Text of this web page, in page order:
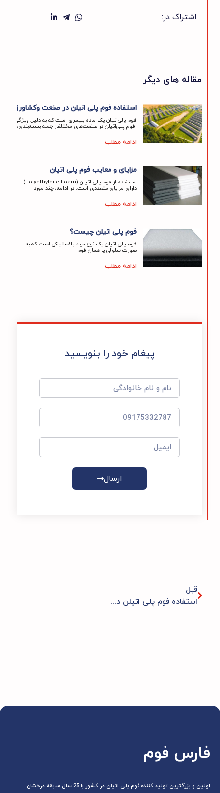
اشتراک در:
مقاله های دیگر
استفاده فوم پلی اتیلن در صنعت وکشاورزی
فوم پلی‌اتیلن یک ماده پلیمری است که به دلیل
فوم پلی‌اتیلن در صنعت‌های مختلفاز جمله بسته‌بندی،
ادامه مطلب
مزایای و معایب فوم پلی اتیلن
استفاده از فوم پلی اتیلن (Polyethylene Foam)
دارای مزایای متعددی است. در ادامه، چند مورد
ادامه مطلب
فوم پلی اتیلن چیست؟
فوم پلی اتیلن یک نوع مواد پلاستیکی است که به
صورت سلولی یا همان فوم
ادامه مطلب
پیغام خود را بنویسید
ارسال
قبل
استفاده فوم پلی اتیلن در صنعت وکشاورزی
فارس فوم
اولین و بزرگترین تولید کننده فوم پلی اتیلن در کشور با 25 سال سابقه درخشان